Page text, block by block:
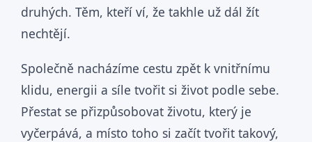
druhých. Těm, kteří ví, že takhle už dál žít
nechtějí.
Společně nacházíme cestu zpět k vnitřnímu
klidu, energii a síle tvořit si život podle sebe.
Přestat se přizpůsobovat životu, který je
vyčerpává, a místo toho si začít tvořit takový,